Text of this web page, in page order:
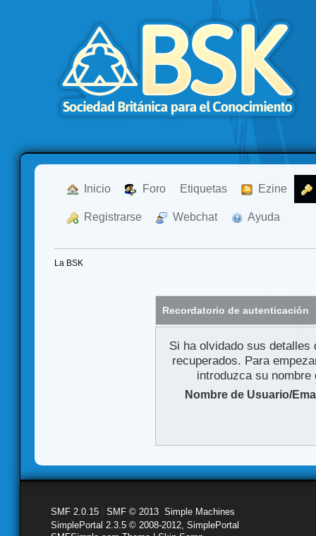
Inicio Foro Etiquetas Ezine
Registrarse Webchat Ayuda
La BSK
Recordatorio de autenticación
Si ha olvidado sus
recuperados. Para
introduzca su
Nombre de Usuario/
SMF 2.0.15 SMF © 2013 Simple Machines
SimplePortal 2.3.5 © 2008-2012, SimplePortal